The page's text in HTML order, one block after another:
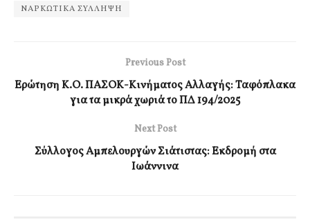
ΝΑΡΚΩΤΙΚΑ ΣΥΛΛΗΨΗ
Previous Post
Ερώτηση Κ.Ο. ΠΑΣΟΚ-Κινήματος Αλλαγής: Ταφόπλακα
για τα μικρά χωριά το ΠΔ 194/2025
Next Post
Σύλλογος Αμπελουργών Σιάτιστας: Εκδρομή στα
Ιωάννινα